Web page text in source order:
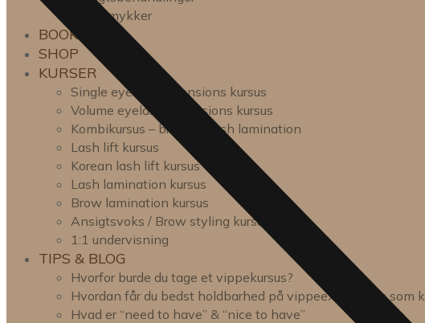
Tandsmykker
BOOK TID
SHOP
KURSER
Single eyelash extensions kursus
Volume eyelash extensions kursus
Kombikursus – brow- & lash lamination
Lash lift kursus
Korean lash lift kursus
Lash lamination kursus
Brow lamination kursus
Ansigtsvoks / Brow styling kursus
1:1 undervisning
TIPS & BLOG
Hvorfor burde du tage et vippekursus?
Hvordan får du bedst holdbarhed på vippeextensions som
Hvad er “need to have” & “nice to have”